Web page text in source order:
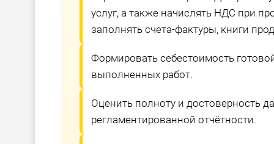
услуг, а также начислять НДС при
заполнять счета-фактуры, книги
Формировать себестоимость
выполненных работ.
Оценить полноту и достоверность
регламентированной отчётности.